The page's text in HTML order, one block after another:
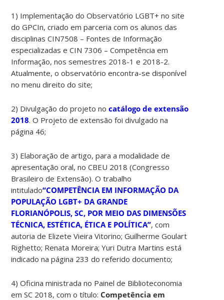
1) Implementação do Observatório LGBT+ no site
do GPCIn, criado em parceria com os alunos das
disciplinas CIN7508 – Fontes de Informação
especializadas e CIN 7306 – Competência em
Informação, nos semestres 2018-1 e 2018-2.
Atualmente, o observatório encontra-se disponível
no menu direito do site;
2) Divulgação do projeto nocatálogo de extensão
2018. O Projeto de extensão foi divulgado na
página 46;
3) Elaboração de artigo, para a modalidade de
apresentação oral, no CBEU 2018 (Congresso
Brasileiro de Extensão). O trabalho
intitulado“COMPETÊNCIA EM INFORMAÇÃO DA
POPULAÇÃO LGBT+ DA GRANDE
FLORIANÓPOLIS, SC, POR MEIO DAS DIMENSÕES
TÉCNICA, ESTÉTICA, ÉTICA E POLÍTICA”, com
autoria de Elizete Vieira Vitorino; Guilherme Goulart
Righetto; Renata Moreira; Yuri Dutra Martins está
indicado na página 233 do referido documento;
4) Oficina ministrada no Painel de Biblioteconomia
em SC 2018, com o título: Competência em